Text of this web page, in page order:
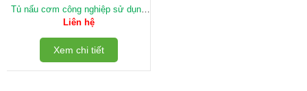
Tủ nấu cơm công nghiệp sử dụng
gas 6 khay
Liên hệ
Xem chi tiết